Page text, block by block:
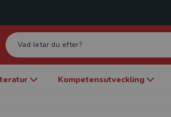
Kompetensutveckling